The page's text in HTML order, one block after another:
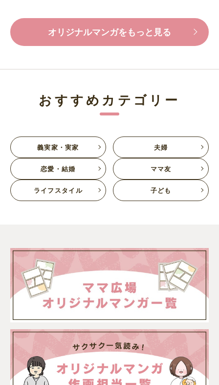
オリジナルマンガをもっと見る
おすすめカテゴリー
義実家・実家 夫婦
恋愛・結婚 ママ友
ライフスタイル 子ども